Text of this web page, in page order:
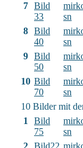
7 Bild
33
sn
8 Bild
40
sn
9 Bild
50
sn
10 Bild
70
sn
10 Bilder mit
1
Bild
75
sn
2 Bild22